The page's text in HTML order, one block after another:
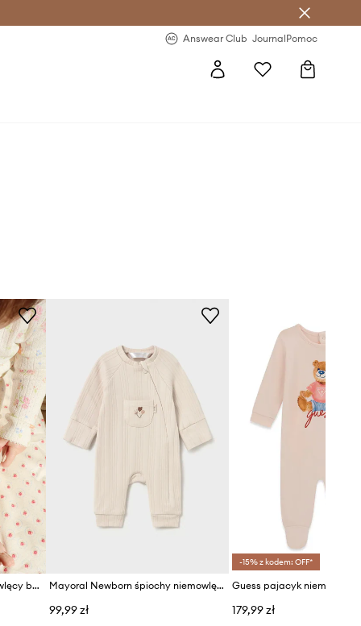
Answear Club JournalPomoc
Konges Sløjd pajacyk niemowlęcy bawełniany MINNIE ONESIE GOTS Mayoral Newborn śpiochy niemowlęce z bawełną
99,99 zł
-15% z kodem: OFF*
179,99 zł